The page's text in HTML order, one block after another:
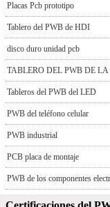
Placas Pcb prototipo
Tablero del PWB de HDI
disco duro unidad pcb
TABLERO DEL PWB DE
Tableros del PWB del LED
PWB del teléfono celular
PWB industrial
PCB placa de montaje
PWB de los componentes